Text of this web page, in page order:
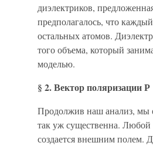
диэлектриков,
пред­полагалось, что
остальных атомов.
того объема, который
моделью.
§ 2. Вектор поляризации Р
Продолжив наш анализ, мы
так уж существенна. Любой
создается внешним полем.